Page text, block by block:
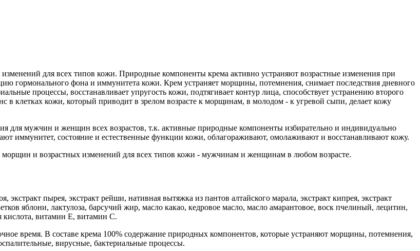
для всех типов кожи. Природные компоненты крема активно устраняют возрастные изменения при
гормонального фона и иммунитета кожи. Крем устраняет морщины, потемнения, снимает последствия дневного
процессы, восстанавливает упругость кожи, подтягивает контур лица, способствует устранению второго
в клетках кожи, который приводит в зрелом возрасте к морщинам, в молодом - к угревой сыпи, делает кожу
для мужчин и женщин всех возрастов, т.к. активные природные компоненты избирательно и индивидуально
иммунитет, состояние и естественные функции кожи, облагораживают, омолаживают и восстанавливают кожу.
и возрастных изменений для всех типов кожи - мужчинам и женщинам в любом возрасте.
пырея, экстракт рейши, нативная вытяжка из пантов алтайского марала, экстракт кипрея, экстракт
яблони, лактулоза, барсучий жир, масло какао, кедровое масло, масло амарантовое, воск пчелиный, лецитин,
кислота, витамин Е, витамин С.
время. В составе крема 100% содержание природных компонентов, которые устраняют морщины, потемнения,
вирусные, бактериальные процессы.